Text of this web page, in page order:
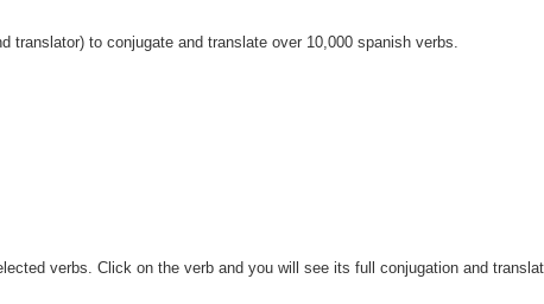
translator) to conjugate and translate over 10,000 spanish verbs.
verbs. Click on the verb and you will see its full conjugation and